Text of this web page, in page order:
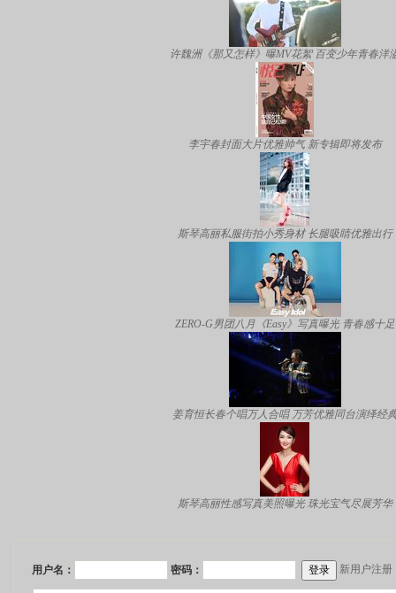
许魏洲《那又怎样》曝MV花絮 百变少年青春洋
李宇春封面大片优雅帅气 新专辑即将发布
斯琴高丽私服街拍小秀身材 长腿吸睛优雅出行
ZERO-G男团八月《Easy》写真曝光 青春感十足
姜育恒长春个唱万人合唱 万芳优雅同台演绎经
斯琴高丽性感写真美照曝光 珠光宝气尽展芳华
用户名： 密码： 新用户注册